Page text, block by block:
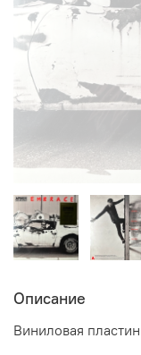
Описание
Виниловая